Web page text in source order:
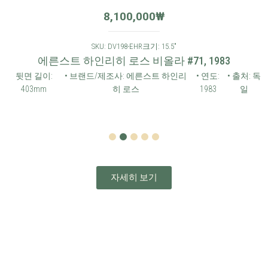
8,100,000₩
SKU: DV198-EHR 크기: 15.5"
에른스트 하인리히 로스 비올라 #71, 1983
뒷면 길이:
403mm
• 브랜드/제조사: 에른스트 하인리
히 로스
• 연도:
1983
• 출처: 독
일
4 5
자세히 보기